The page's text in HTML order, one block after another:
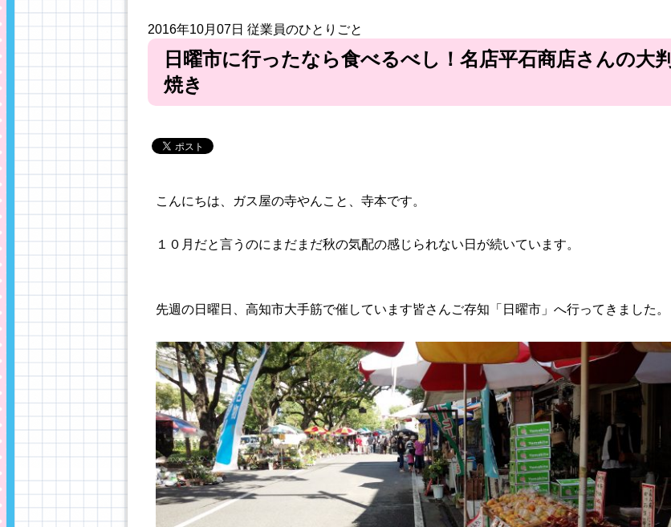
2016年10月07日 従業員のひとりごと
日曜市に行ったなら食べるべし！名店平石商店さんの大判
焼き
こんにちは、ガス屋の寺やんこと、寺本です。
１０月だと言うのにまだまだ秋の気配の感じられない日が続いています。
先週の日曜日、高知市大手筋で催しています皆さんご存知「日曜市」へ行ってきました。